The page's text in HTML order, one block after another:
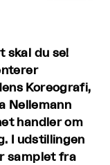
skal du se!
Koreografi,
Nellemann
handler om
I udstillingen
samplet fra